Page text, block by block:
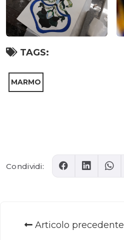
TAGS:
MARMO
Condividi:
Articolo precedente